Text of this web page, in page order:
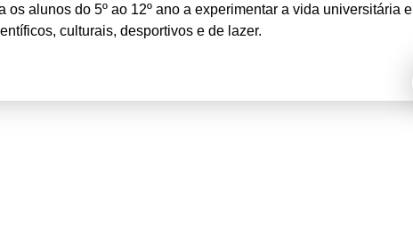
alunos do 5º ao 12º ano a experimentar a vida universitária e
culturais, desportivos e de lazer.